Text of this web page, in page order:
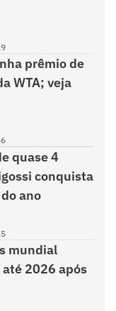
prêmio de
WTA; veja
quase 4
conquista
ano
mundial
2026 após